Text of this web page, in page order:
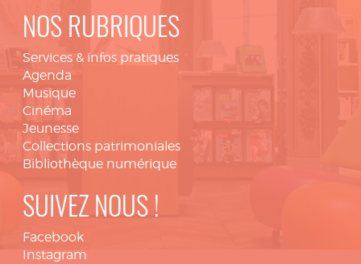
NOS RUBRIQUES
Services & infos pratiques
Agenda
Musique
Cinéma
Jeunesse
Collections patrimoniales
Bibliothèque numérique
SUIVEZ NOUS !
Facebook
Instagram